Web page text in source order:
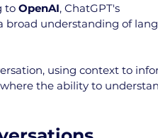
to OpenAI, ChatGPT's
broad understanding of lang
using context to
where the ability to understan